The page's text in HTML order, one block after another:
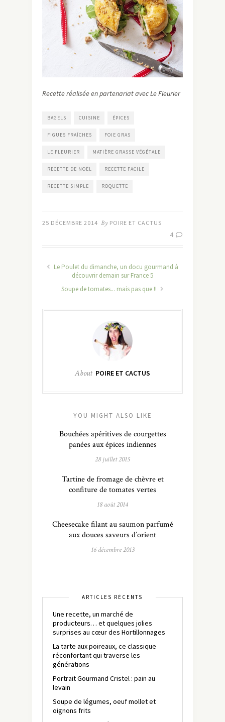
Recette réalisée en partenariat avec Le Fleurier
BAGELS CUISINE ÉPICES
FIGUES FRAÎCHES FOIE GRAS
LE FLEURIER MATIÈRE GRASSE VÉGÉTALE
RECETTE DE NOËL RECETTE FACILE
RECETTE SIMPLE ROQUETTE
25 DÉCEMBRE 2014 By POIRE ET CACTUS
4
Le Poulet du dimanche, un docu gourmand à
découvrir demain sur France 5
Soupe de tomates... mais pas que !!
About POIRE ET CACTUS
YOU MIGHT ALSO LIKE
Bouchées apéritives de courgettes
panées aux épices indiennes
28 juillet 2015
Tartine de fromage de chèvre et
confiture de tomates vertes
18 août 2014
Cheesecake filant au saumon parfumé
aux douces saveurs d’orient
16 décembre 2013
ARTICLES RÉCENTS
Une recette, un marché de
producteurs… et quelques jolies
surprises au cœur des Hortillonnages
La tarte aux poireaux, ce classique
réconfortant qui traverse les
générations
Portrait Gourmand Cristel : pain au
levain
Soupe de légumes, oeuf mollet et
oignons frits